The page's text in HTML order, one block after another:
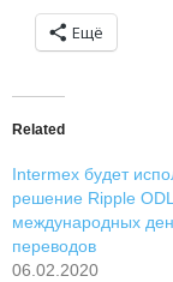
Ещё
Related
Intermex будет
решение Ripple
международных
переводов
06.02.2020